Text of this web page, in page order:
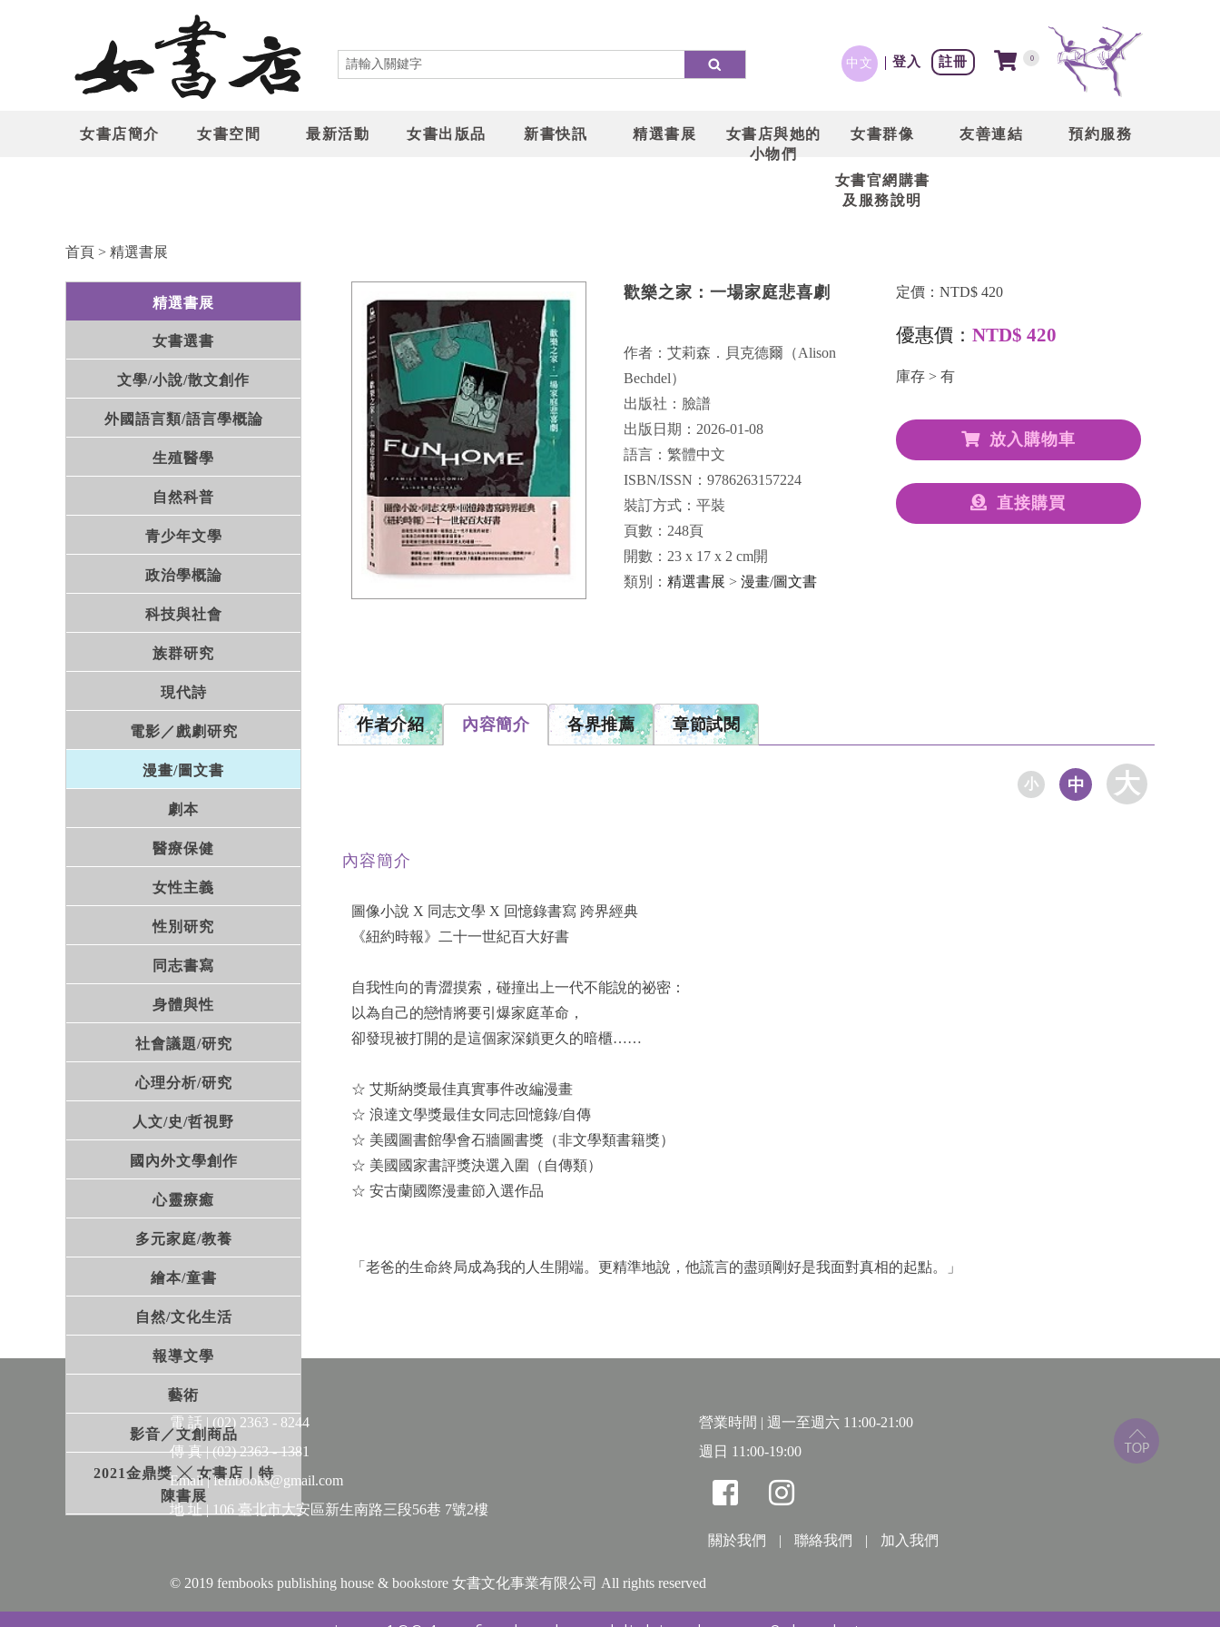
中文 登入 註冊 0
女書店簡介 女書空間 最新活動 女書出版品 新書快訊 精選書展
女書店與她的
小物們
女書群像 友善連結 預約服務
女書官網購書
及服務說明
首頁 > 精選書展
精選書展
女書選書
文學/小說/散文創作
外國語言類/語言學概論
生殖醫學
自然科普
青少年文學
政治學概論
科技與社會
族群研究
現代詩
電影／戲劇研究
漫畫/圖文書
劇本
醫療保健
女性主義
性別研究
同志書寫
身體與性
社會議題/研究
心理分析/研究
人文/史/哲視野
國內外文學創作
心靈療癒
多元家庭/教養
繪本/童書
自然/文化生活
報導文學
藝術
影音／文創商品
2021金鼎獎 ╳ 女書店｜特
陳書展
歡樂之家：一場家庭悲喜劇
作者：艾莉森．貝克德爾（Alison
Bechdel）
出版社：臉譜
出版日期：2026-01-08
語言：繁體中文
ISBN/ISSN：9786263157224
裝訂方式：平裝
頁數：248頁
開數：23 x 17 x 2 cm開
類別： 精選書展 > 漫畫/圖文書
定價：NTD$ 420
優惠價： NTD$ 420
庫存 > 有
放入購物車
直接購買
作者介紹 內容簡介 各界推薦 章節試閱
小 中 大
內容簡介
圖像小說 X 同志文學 X 回憶錄書寫 跨界經典
《紐約時報》二十一世紀百大好書
自我性向的青澀摸索，碰撞出上一代不能說的祕密：
以為自己的戀情將要引爆家庭革命，
卻發現被打開的是這個家深鎖更久的暗櫃……
☆ 艾斯納獎最佳真實事件改編漫畫
☆ 浪達文學獎最佳女同志回憶錄/自傳
☆ 美國圖書館學會石牆圖書獎（非文學類書籍獎）
☆ 美國國家書評獎決選入圍（自傳類）
☆ 安古蘭國際漫畫節入選作品
「老爸的生命終局成為我的人生開端。更精準地說，他謊言的盡頭剛好是我面對真相的起點。」
遠離家鄉的大學校園、風起雲湧的平權運動浪潮中，她鼓起勇氣寫信回家宣告「我是同性戀！」，卻立刻面對母親的嚴厲反
對與驚人揭露：原來，父親隱藏性向的歲月，比她還長。
旋即逝世的父親不但對往事守口如瓶，連真正的死因也成謎。她於是開始細細挖掘從小到大的家庭回憶，在父親精心修繕的
屋子裡、在父母熱愛的文學作品中，尋找著他的雙重生活留下的痕跡，審視這個悲喜交織、充滿祕密的家，讓他們這對曾經
同樣壓抑、命運卻截然不同的父女獲得了什麼、又失去了多少……
評獎決選。書中對於性啟蒙及同志情慾的正面描繪，不斷觸動宗教團體、保守人士發動下架拒讀，使本書成為美國言論自由
電 話 | (02) 2363 - 8244
傳 真 | (02) 2363 - 1381
Email | fembooks@gmail.com
地 址 | 106 臺北市大安區新生南路三段56巷 7號2樓
營業時間 | 週一至週六 11:00-21:00
週日 11:00-19:00
關於我們 | 聯絡我們 | 加入我們
© 2019 fembooks publishing house & bookstore 女書文化事業有限公司 All rights reserved